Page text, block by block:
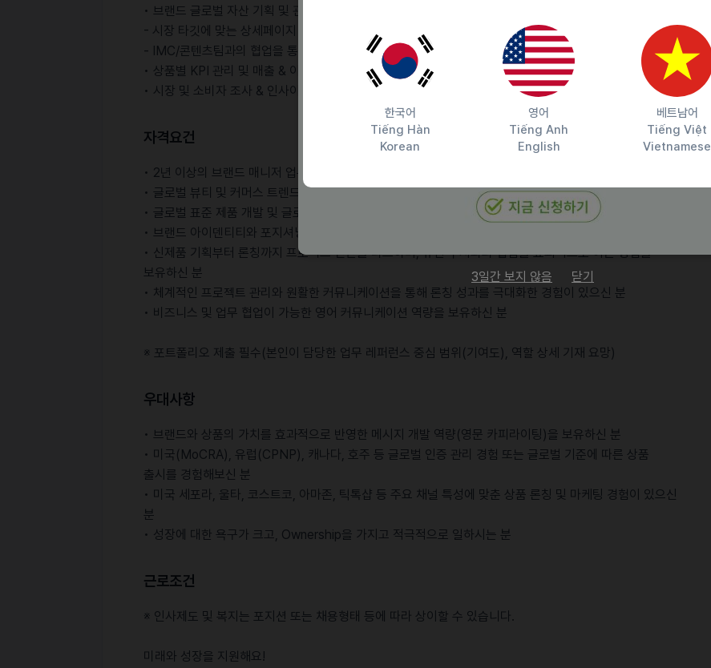
한국어
Tiếng Hàn
Korean
영어
Tiếng Anh
English
베트남어
Tiếng Việt
Vietnamese
• 브랜드 글로벌 자산 기획 및 관리
- 시장 타깃에 맞는 상세페이지 및 콘텐츠 기획
- IMC/콘텐츠팀과의 협업을 통한 주요 커뮤니케이션 소재 기획
• 상품별 KPI 관리 및 매출 & 이익 분석
• 시장 및 소비자 조사 & 인사이트 도출
자격요건
• 2년 이상의 브랜드 매니저 업무 경력이 있으신 분
• 글로벌 뷰티 및 커머스 트렌드에 대한 높은 이해도를 보유하신 분
• 글로벌 표준 제품 개발 및 글로벌 시장에 최적화된 현지화 상품 기획/론칭 경험이 있으신 분
• 브랜드 아이덴티티와 포지셔닝에 대한 깊은 이해를 바탕으로 한 전략 수립 역량을 갖추신 분
• 신제품 기획부터 론칭까지 프로젝트 전반을 리드하며, 유관 부서와의 협업을 효과적으로 이끈 경험을
보유하신 분
• 체계적인 프로젝트 관리와 원활한 커뮤니케이션을 통해 론칭 성과를 극대화한 경험이 있으신 분
• 비즈니스 및 업무 협업이 가능한 영어 커뮤니케이션 역량을 보유하신 분
※ 포트폴리오 제출 필수(본인이 담당한 업무 레퍼런스 중심 범위(기여도), 역할 상세 기재 요망)
우대사항
• 브랜드와 상품의 가치를 효과적으로 반영한 메시지 개발 역량(영문 카피라이팅)을 보유하신 분
• 미국(MoCRA), 유럽(CPNP), 캐나다, 호주 등 글로벌 인증 관리 경험 또는 글로벌 기준에 따른 상품
출시를 경험해보신 분
• 미국 세포라, 울타, 코스트코, 아마존, 틱톡샵 등 주요 채널 특성에 맞춘 상품 론칭 및 마케팅 경험이 있으신
분
• 성장에 대한 욕구가 크고, Ownership을 가지고 적극적으로 일하시는 분
근로조건
※ 인사제도 및 복지는 포지션 또는 채용형태 등에 따라 상이할 수 있습니다.
미래와 성장을 지원해요!
3일간 보지 않음 닫기